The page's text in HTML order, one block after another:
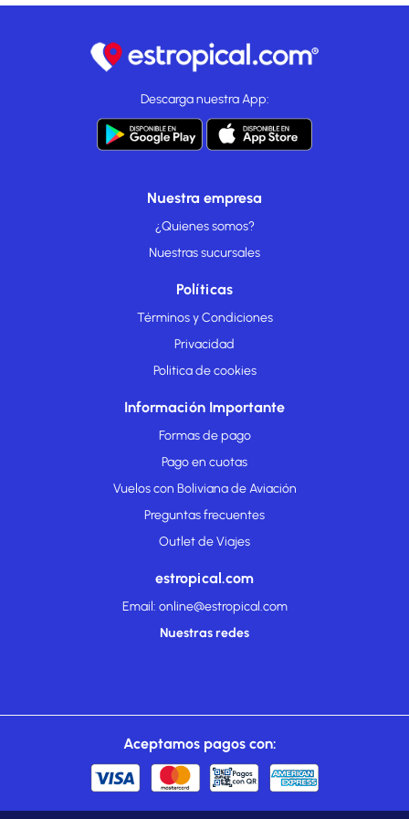
transporte al aeropuerto (ida y vuelta) gratuito disponible 24
Descarga nuestra App:
Nuestra empresa
¿Quienes somos?
Nuestras sucursales
Políticas
Términos y Condiciones
Privacidad
Politica de cookies
Información Importante
Formas de pago
Pago en cuotas
Vuelos con Boliviana de Aviación
Preguntas frecuentes
Outlet de Viajes
estropical.com
Email: online@estropical.com
Nuestras redes
Aceptamos pagos con: